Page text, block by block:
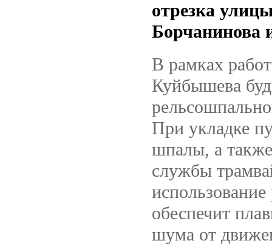
отрезка
Борчанинова
В рамках
Куйбышева
При укладке
шпалы, а
службы
обеспечит
шума от